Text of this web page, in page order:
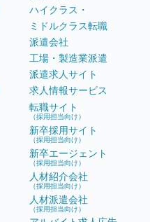
ハイクラス・
ミドルクラス転職
派遣会社
工場・製造業派遣
派遣求人サイト
求人情報サービス
転職サイト
（採用担当向け）
新卒採用サイト
（採用担当向け）
新卒エージェント
（採用担当向け）
人材紹介会社
（採用担当向け）
人材派遣会社
（採用担当向け）